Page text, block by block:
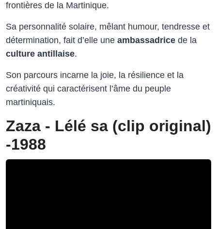
frontières de la Martinique.
Sa personnalité solaire, mêlant humour, tendresse et
détermination, fait d’elle une ambassadrice de la
culture antillaise.
Son parcours incarne la joie, la résilience et la
créativité qui caractérisent l’âme du peuple
martiniquais.
Zaza - Lélé sa (clip original)
-1988